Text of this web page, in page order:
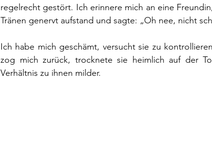
regelrecht gestört. Ich erinnere mich an eine
Tränen genervt aufstand und sagte: „Oh nee, nicht
Ich habe mich geschämt, versucht sie zu
zog mich zurück, trocknete sie heimlich auf der
Verhältnis zu ihnen milder.